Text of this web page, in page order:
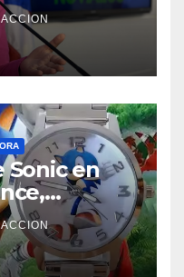
Sonic en
el que